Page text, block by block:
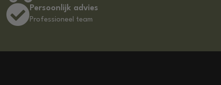
Persoonlijk advies
Professioneel team